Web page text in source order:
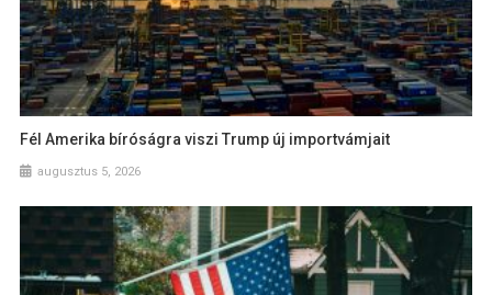
Fél Amerika bíróságra viszi Trump új importvámjait
augusztus 5, 2026